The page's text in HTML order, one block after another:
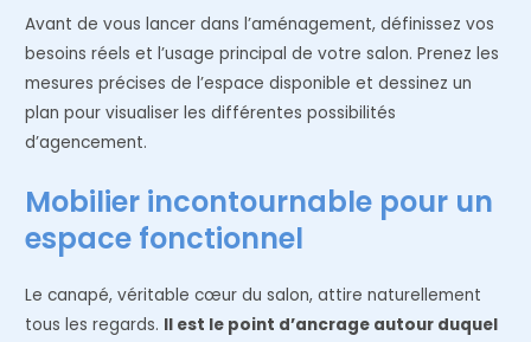
Avant de vous lancer dans l’aménagement, définissez vos
besoins réels et l’usage principal de votre salon. Prenez les
mesures précises de l’espace disponible et dessinez un
plan pour visualiser les différentes possibilités
d’agencement.
Mobilier incontournable pour un
espace fonctionnel
Le canapé, véritable cœur du salon, attire naturellement
tous les regards. Il est le point d’ancrage autour duquel